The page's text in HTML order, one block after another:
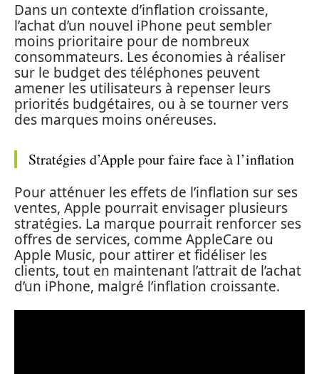
Dans un contexte d’inflation croissante,
l’achat d’un nouvel iPhone peut sembler
moins prioritaire pour de nombreux
consommateurs. Les économies à réaliser
sur le budget des téléphones peuvent
amener les utilisateurs à repenser leurs
priorités budgétaires, ou à se tourner vers
des marques moins onéreuses.
Stratégies d’Apple pour faire face à l’inflation
Pour atténuer les effets de l’inflation sur ses
ventes, Apple pourrait envisager plusieurs
stratégies. La marque pourrait renforcer ses
offres de services, comme AppleCare ou
Apple Music, pour attirer et fidéliser les
clients, tout en maintenant l’attrait de l’achat
d’un iPhone, malgré l’inflation croissante.